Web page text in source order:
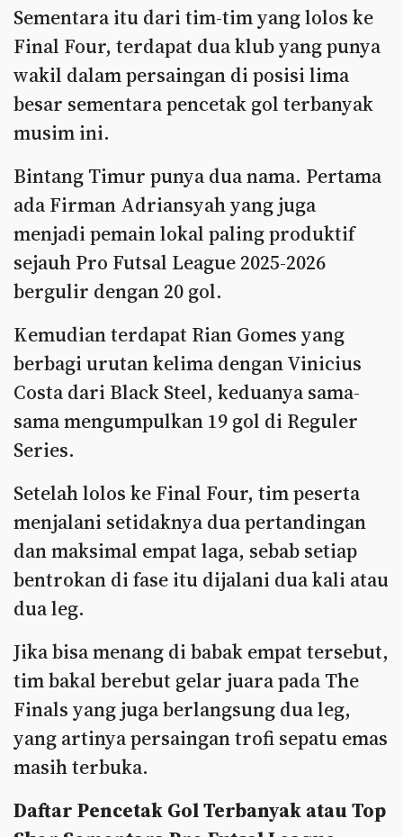
Sementara itu dari tim-tim yang lolos ke
Final Four, terdapat dua klub yang punya
wakil dalam persaingan di posisi lima
besar sementara pencetak gol terbanyak
musim ini.
Bintang Timur punya dua nama. Pertama
ada Firman Adriansyah yang juga
menjadi pemain lokal paling produktif
sejauh Pro Futsal League 2025-2026
bergulir dengan 20 gol.
Kemudian terdapat Rian Gomes yang
berbagi urutan kelima dengan Vinicius
Costa dari Black Steel, keduanya sama-
sama mengumpulkan 19 gol di Reguler
Series.
Setelah lolos ke Final Four, tim peserta
menjalani setidaknya dua pertandingan
dan maksimal empat laga, sebab setiap
bentrokan di fase itu dijalani dua kali atau
dua leg.
Jika bisa menang di babak empat tersebut,
tim bakal berebut gelar juara pada The
Finals yang juga berlangsung dua leg,
yang artinya persaingan trofi sepatu emas
masih terbuka.
Daftar Pencetak Gol Terbanyak atau Top